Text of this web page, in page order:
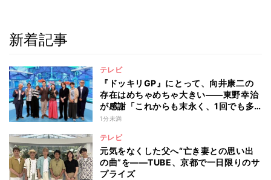
新着記事
テレビ
『ドッキリGP』にとって、向井康二の
存在はめちゃめちゃ大きい――東野幸治
が感謝「これからも末永く、1回でも多
く出て」
1分未満
テレビ
元気をなくした父へ“亡き妻との思い出
の曲”を――TUBE、京都で一日限りのサ
プライズ